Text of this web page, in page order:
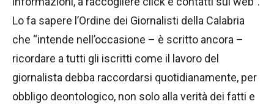
Lo fa sapere l’Ordine dei Giornalisti della Calabria
che “intende nell’occasione – è scritto ancora –
ricordare a tutti gli iscritti come il lavoro del
giornalista debba raccordarsi quotidianamente, per
obbligo deontologico, non solo alla verità dei fatti e